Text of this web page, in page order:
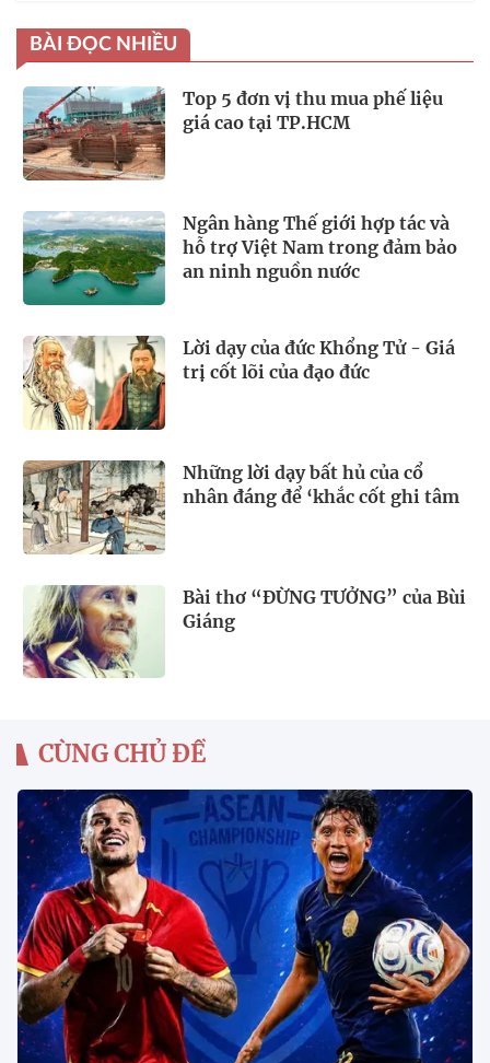
BÀI ĐỌC NHIỀU
Top 5 đơn vị thu mua phế liệu
giá cao tại TP.HCM
Ngân hàng Thế giới hợp tác và
hỗ trợ Việt Nam trong đảm bảo
an ninh nguồn nước
Lời dạy của đức Khổng Tử - Giá
trị cốt lõi của đạo đức
Những lời dạy bất hủ của cổ
nhân đáng để ‘khắc cốt ghi tâm
Bài thơ “ĐỪNG TƯỞNG” của Bùi
Giáng
CÙNG CHỦ ĐỀ